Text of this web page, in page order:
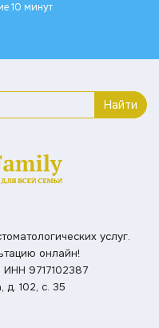
10 минут
Найти
услуг.
онлайн!
ИНН 9717102387
102, с. 35